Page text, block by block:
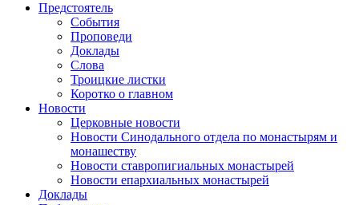
Предстоятель
События
Проповеди
Доклады
Слова
Троицкие листки
Коротко о главном
Новости
Церковные новости
Новости Синодального отдела по монастырям и
монашеству
Новости ставропигиальных монастырей
Новости епархиальных монастырей
Доклады